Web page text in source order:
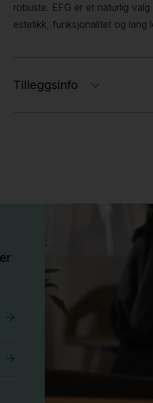
robuste. EFG er et naturlig
estetikk, funksjonalitet og lang
Tilleggsinfo